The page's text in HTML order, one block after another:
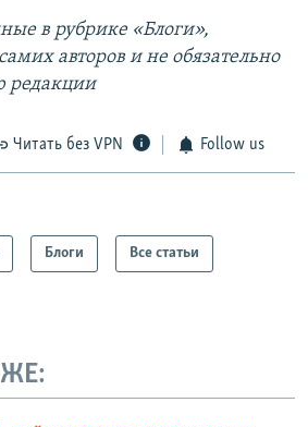
в рубрике «Блоги»,
авторов и не обязательно
редакции
Читать без VPN Follow us
Блоги Все статьи